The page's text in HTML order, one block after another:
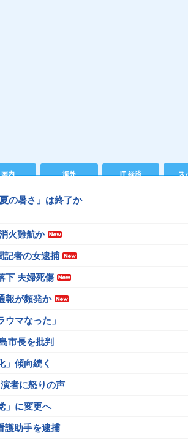
国内 海外 IT 経済 ス
の暑さ」は終了か
火難航か
記者の女逮捕
下 夫婦死傷
報が頻発か
マなった」
市長を批判
」傾向続く
者に怒りの声
」に変更へ
護助手を逮捕